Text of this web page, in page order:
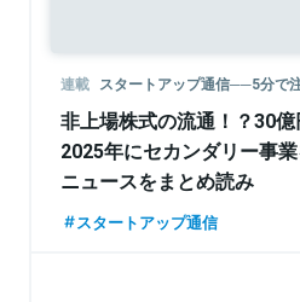
連載 スタートアップ通信──5分で
非上場株式の流通！？30億
2025年にセカンダリー事
ニュースをまとめ読み
スタートアップ通信